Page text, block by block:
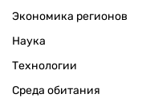
Экономика регионов
Наука
Технологии
Среда обитания